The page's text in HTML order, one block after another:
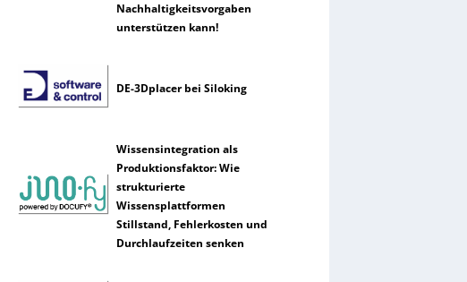
Nachhaltigkeitsvorgaben
unterstützen kann!
DE-3Dplacer bei Siloking
Wissensintegration als
Produktionsfaktor: Wie
strukturierte
Wissensplattformen
Stillstand, Fehlerkosten und
Durchlaufzeiten senken